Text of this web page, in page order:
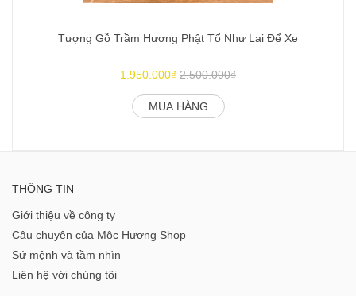
Tượng Gỗ Trầm Hương Phật Tổ Như Lai Để Xe
1.950.000₫ 2.500.000₫
MUA HÀNG
THÔNG TIN
Giới thiệu về công ty
Câu chuyện của Mộc Hương Shop
Sứ mệnh và tầm nhìn
Liên hệ với chúng tôi